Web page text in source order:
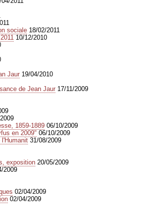
sociale 18/02/2011
10/12/2010
Jaur 19/04/2010
de Jean Jaur 17/11/2009
1859-1889 06/10/2009
en 2009" 06/10/2009
31/08/2009
exposition 20/05/2009
2009
02/04/2009
02/04/2009